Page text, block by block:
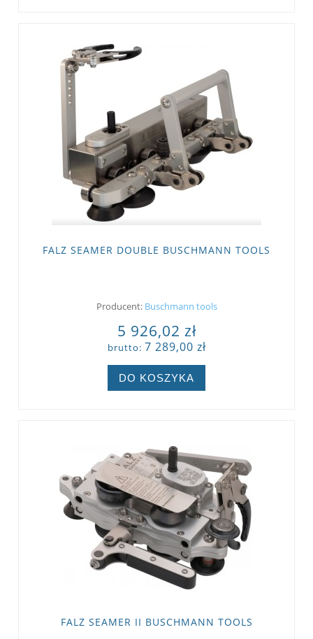
FALZ SEAMER DOUBLE BUSCHMANN TOOLS
Producent: Buschmann tools
5 926,02 zł
brutto: 7 289,00 zł
DO KOSZYKA
FALZ SEAMER II BUSCHMANN TOOLS